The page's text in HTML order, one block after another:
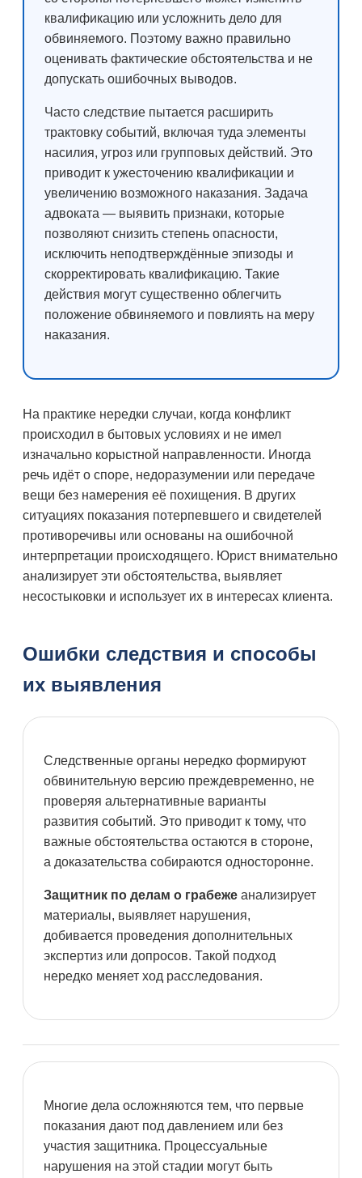
квалификацию или усложнить дело для
обвиняемого. Поэтому важно правильно
оценивать фактические обстоятельства и не
допускать ошибочных выводов.
Часто следствие пытается расширить
трактовку событий, включая туда элементы
насилия, угроз или групповых действий. Это
приводит к ужесточению квалификации и
увеличению возможного наказания. Задача
адвоката — выявить признаки, которые
позволяют снизить степень опасности,
исключить неподтверждённые эпизоды и
скорректировать квалификацию. Такие
действия могут существенно облегчить
положение обвиняемого и повлиять на меру
наказания.
На практике нередки случаи, когда конфликт
происходил в бытовых условиях и не имел
изначально корыстной направленности. Иногда
речь идёт о споре, недоразумении или передаче
вещи без намерения её похищения. В других
ситуациях показания потерпевшего и свидетелей
противоречивы или основаны на ошибочной
интерпретации происходящего. Юрист внимательно
анализирует эти обстоятельства, выявляет
несостыковки и использует их в интересах клиента.
Ошибки следствия и способы
их выявления
Следственные органы нередко формируют
обвинительную версию преждевременно, не
проверяя альтернативные варианты
развития событий. Это приводит к тому, что
важные обстоятельства остаются в стороне,
а доказательства собираются односторонне.
Защитник по делам о грабеже анализирует
материалы, выявляет нарушения,
добивается проведения дополнительных
экспертиз или допросов. Такой подход
нередко меняет ход расследования.
Многие дела осложняются тем, что первые
показания дают под давлением или без
участия защитника. Процессуальные
нарушения на этой стадии могут быть